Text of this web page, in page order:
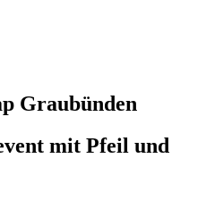
Graubünden
mit Pfeil und